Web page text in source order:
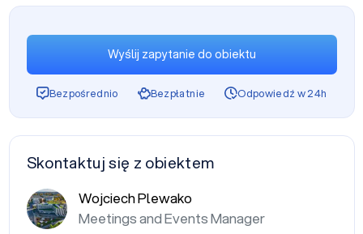
Wyślij zapytanie do obiektu
Bezpośrednio Bezpłatnie Odpowiedź w 24h
Skontaktuj się z obiektem
Wojciech Plewako
Meetings and Events Manager